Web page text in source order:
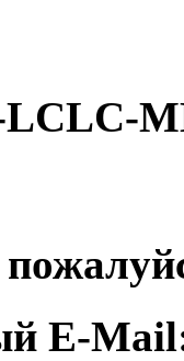
LCLC-
E-